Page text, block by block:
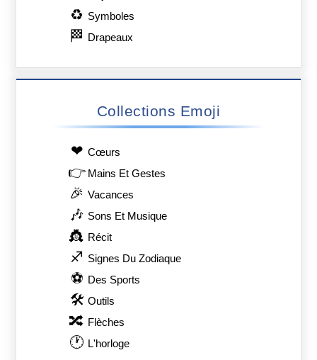
♻ Symboles
🏁 Drapeaux
Collections Emoji
❤ Сœurs
👉 Mains Et Gestes
🎉 Vacances
🎶 Sons Et Musique
👸 Récit
♐ Signes Du Zodiaque
⚽ Des Sports
🛠 Outils
🔀 Flèches
🕐 L'horloge